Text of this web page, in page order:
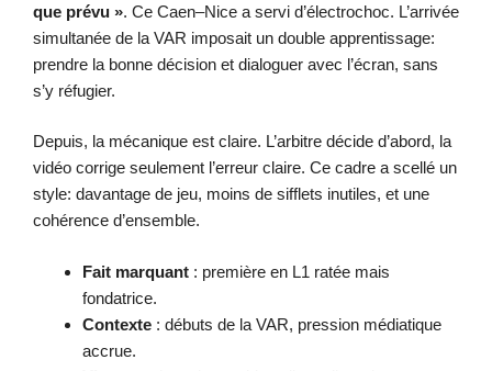
que prévu ». Ce Caen–Nice a servi d’électrochoc. L’arrivée
simultanée de la VAR imposait un double apprentissage:
prendre la bonne décision et dialoguer avec l’écran, sans
s’y réfugier.
Depuis, la mécanique est claire. L’arbitre décide d’abord, la
vidéo corrige seulement l’erreur claire. Ce cadre a scellé un
style: davantage de jeu, moins de sifflets inutiles, et une
cohérence d’ensemble.
Fait marquant : première en L1 ratée mais
fondatrice.
Contexte : débuts de la VAR, pression médiatique
accrue.